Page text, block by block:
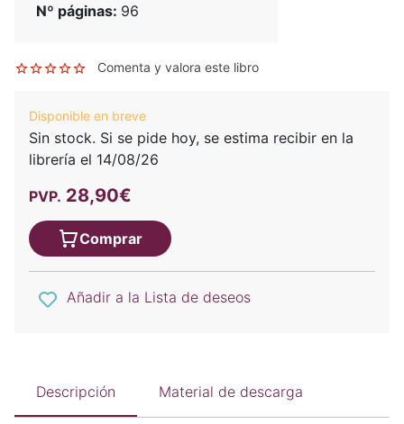
Nº páginas: 96
Comenta y valora este libro
Disponible en breve
Sin stock. Si se pide hoy, se estima recibir en la
librería el 14/08/26
PVP. 28,90€
Comprar
Añadir a la Lista de deseos
Descripción Material de descarga